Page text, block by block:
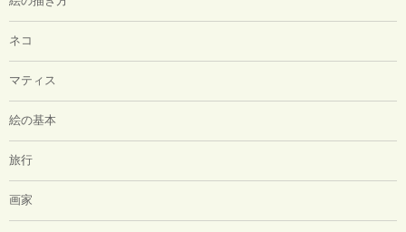
ネコ
マティス
絵の基本
旅行
画家